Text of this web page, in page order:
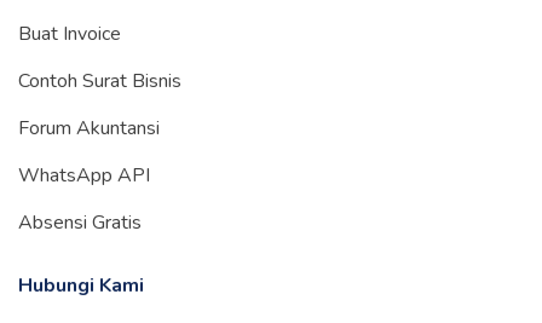
Buat Invoice
Contoh Surat Bisnis
Forum Akuntansi
WhatsApp API
Absensi Gratis
Hubungi Kami